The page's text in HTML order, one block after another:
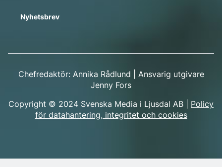
Nyhetsbrev
Chefredaktör: Annika Rådlund | Ansvarig utgivare
Jenny Fors
Copyright © 2024 Svenska Media i Ljusdal AB | Policy
för datahantering, integritet och cookies